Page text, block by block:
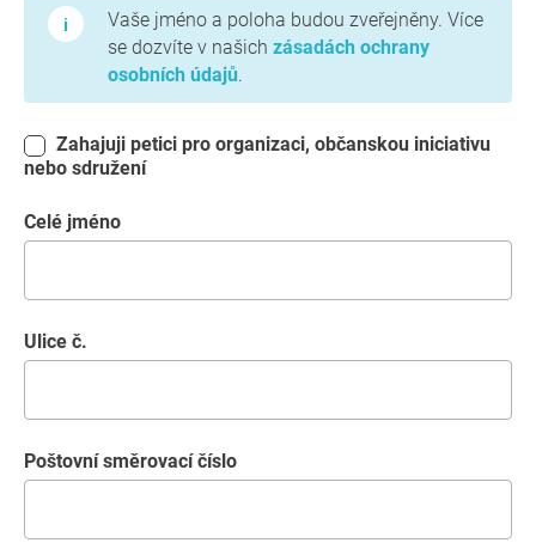
Vaše jméno a poloha budou zveřejněny. Více
se dozvíte v našich zásadách ochrany
osobních údajů.
nebo sdružení
Celé jméno
Ulice č.
poštovní směrovací číslo